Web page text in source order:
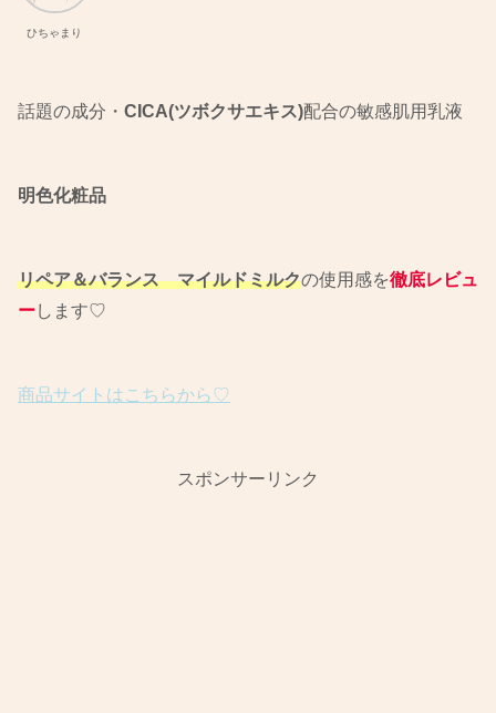
ひちゃまり
話題の成分・ CICA(ツボクサエキス)配合の敏感肌用乳液
明色化粧品
リペア＆バランス マイルドミルクの使用感を徹底レビュ
ーします♡
商品サイトはこちらから♡
スポンサーリンク